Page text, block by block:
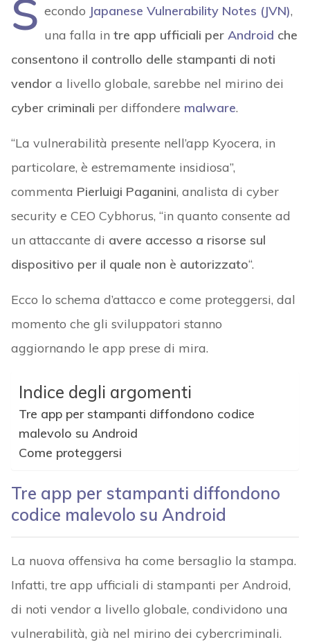
S econdo Japanese Vulnerability Notes (JVN),
una falla in tre app ufficiali perAndroid che
consentono il controllo delle stampanti di noti
vendor a livello globale, sarebbe nel mirino dei
cyber criminali per diffondere malware.
“La vulnerabilità presente nell’app Kyocera, in
particolare, è estremamente insidiosa”,
commenta Pierluigi Paganini, analista di cyber
security e CEO Cybhorus, “in quanto consente ad
un attaccante di avere accesso a risorse sul
dispositivo per il quale non è autorizzato“.
Ecco lo schema d’attacco e come proteggersi, dal
momento che gli sviluppatori stanno
aggiornando le app prese di mira.
Indice degli argomenti
Tre app per stampanti diffondono codice
malevolo su Android
Come proteggersi
Tre app per stampanti diffondono
codice malevolo su Android
La nuova offensiva ha come bersaglio la stampa.
Infatti, tre app ufficiali di stampanti per Android,
di noti vendor a livello globale, condividono una
vulnerabilità, già nel mirino dei cybercriminali.